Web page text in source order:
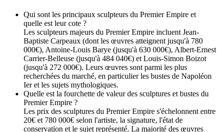
Qui sont les principaux sculpteurs du Premier Empire et
quelle est leur cote ?
Les sculpteurs majeurs du Premier Empire incluent Jean-
Baptiste Carpeaux (dont les œuvres atteignent jusqu'à 780
000€), Antoine-Louis Barye (jusqu'à 630 000€), Albert-Ernest
Carrier-Belleuse (jusqu'à 484 040€) et Louis-Simon Boizot
(jusqu'à 272 000€). Leurs œuvres sont parmi les plus
recherchées du marché, en particulier les bustes de Napoléon
Ier et les sujets mythologiques.
Quelle est la fourchette de valeur des sculptures et bustes du
Premier Empire ?
Les prix des sculptures du Premier Empire s'échelonnent entre
20€ et 780 000€ selon l'artiste, la signature, l'état de
conservation et le sujet représenté. La majorité des œuvres